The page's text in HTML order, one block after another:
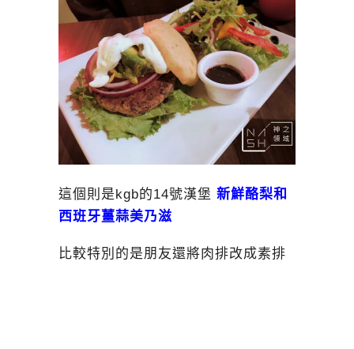
這個則是kgb的14號漢堡 新鮮酪梨和
西班牙薑蒜美乃滋
比較特別的是朋友還將肉排改成素排